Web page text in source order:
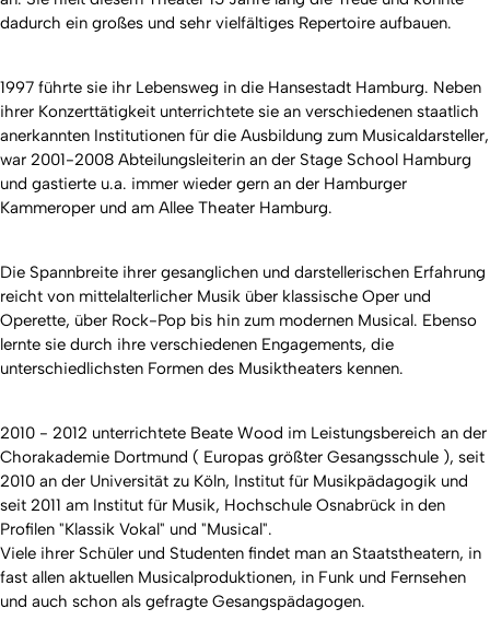
dadurch ein großes und sehr vielfältiges Repertoire aufbauen.
1997 führte sie ihr Lebensweg in die Hansestadt Hamburg. Neben
ihrer Konzerttätigkeit unterrichtete sie an verschiedenen staatlich
anerkannten Institutionen für die Ausbildung zum Musicaldarsteller,
war 2001-2008 Abteilungsleiterin an der Stage School Hamburg
und gastierte u.a. immer wieder gern an der Hamburger
Kammeroper und am Allee Theater Hamburg.
Die Spannbreite ihrer gesanglichen und darstellerischen Erfahrung
reicht von mittelalterlicher Musik über klassische Oper und
Operette, über Rock-Pop bis hin zum modernen Musical. Ebenso
lernte sie durch ihre verschiedenen Engagements, die
unterschiedlichsten Formen des Musiktheaters kennen.
2010 - 2012 unterrichtete Beate Wood im Leistungsbereich an der
Chorakademie Dortmund ( Europas größter Gesangsschule ), seit
2010 an der Universität zu Köln, Institut für Musikpädagogik und
seit 2011 am Institut für Musik, Hochschule Osnabrück in den
Profilen "Klassik Vokal" und "Musical".
Viele ihrer Schüler und Studenten findet man an Staatstheatern, in
fast allen aktuellen Musicalproduktionen, in Funk und Fernsehen
und auch schon als gefragte Gesangspädagogen.